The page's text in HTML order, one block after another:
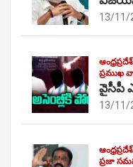
13/11/
ఆంధ్రప్రదేశ్
ప్రముఖ
వైసీపీ
13/11/
ఆంధ్రప్రదేశ్
ప్రజా